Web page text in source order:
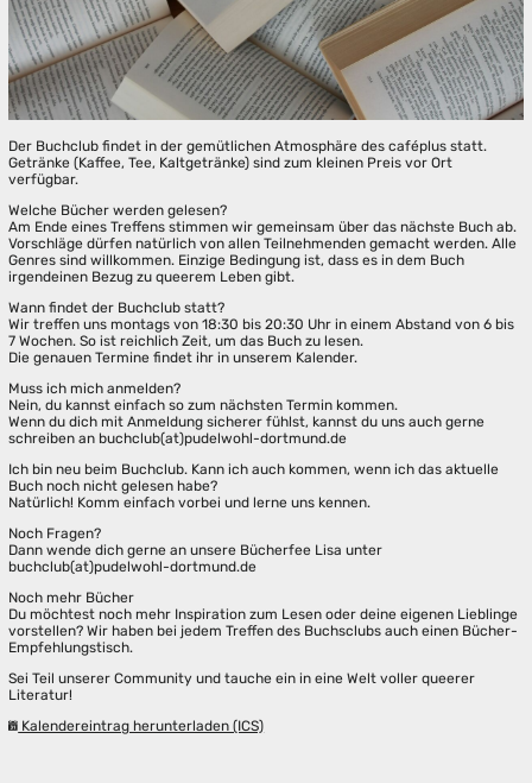
Der Buchclub findet in der gemütlichen Atmosphäre des caféplus statt.
Getränke (Kaffee, Tee, Kaltgetränke) sind zum kleinen Preis vor Ort
verfügbar.
Welche Bücher werden gelesen?
Am Ende eines Treffens stimmen wir gemeinsam über das nächste Buch ab.
Vorschläge dürfen natürlich von allen Teilnehmenden gemacht werden. Alle
Genres sind willkommen. Einzige Bedingung ist, dass es in dem Buch
irgendeinen Bezug zu queerem Leben gibt.
Wann findet der Buchclub statt?
Wir treffen uns montags von 18:30 bis 20:30 Uhr in einem Abstand von 6 bis
7 Wochen. So ist reichlich Zeit, um das Buch zu lesen.
Die genauen Termine findet ihr in unserem Kalender.
Muss ich mich anmelden?
Nein, du kannst einfach so zum nächsten Termin kommen.
Wenn du dich mit Anmeldung sicherer fühlst, kannst du uns auch gerne
schreiben an buchclub(at)pudelwohl-dortmund.de
Ich bin neu beim Buchclub. Kann ich auch kommen, wenn ich das aktuelle
Buch noch nicht gelesen habe?
Natürlich! Komm einfach vorbei und lerne uns kennen.
Noch Fragen?
Dann wende dich gerne an unsere Bücherfee Lisa unter
buchclub(at)pudelwohl-dortmund.de
Noch mehr Bücher
Du möchtest noch mehr Inspiration zum Lesen oder deine eigenen Lieblinge
vorstellen? Wir haben bei jedem Treffen des Buchsclubs auch einen Bücher-
Empfehlungstisch.
Sei Teil unserer Community und tauche ein in eine Welt voller queerer
Literatur!
Kalendereintrag herunterladen (ICS)